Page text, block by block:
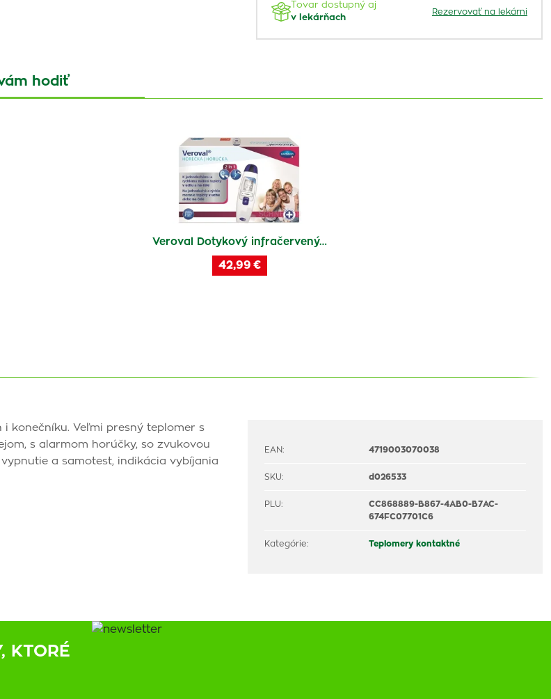
Tovar dostupný aj
v lekárňach
Rezervovať na lekárni
hodiť
Veroval Dotykový infračervený…
42,99 €
konečníku. Veľmi presný teplomer s
s alarmom horúčky, so zvukovou
a samotest, indikácia vybíjania
EAN: 4719003070038
SKU: d026533
PLU:
CC868889-B867-4AB0-B7AC-
674FC07701C6
Kategórie: Teplomery kontaktné
KTORÉ